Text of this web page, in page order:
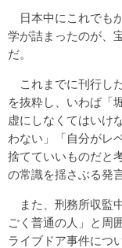
日本中にこれでも
学が詰まったのが、
だ。
これまでに刊行し
を抜粋し、いわば「
虚にしなくてはいけ
わない」「自分がレ
捨てていいものだと
の常識を揺さぶる発
また、刑務所収監
ごく普通の人」と周
ライブドア事件につ